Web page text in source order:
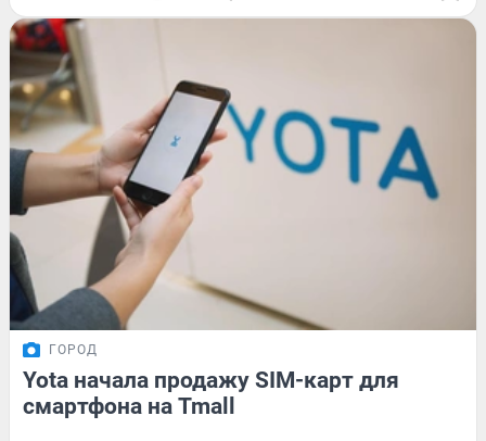
ГОРОД
Yota начала продажу SIM-карт для
смартфона на Tmall